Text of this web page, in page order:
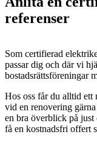
referenser
Som certifierad
passar dig och där vi
bostadsrättsföreningar
Hos oss får du alltid ett
vid en renovering
en bra överblick på
få en kostnadsfri offert